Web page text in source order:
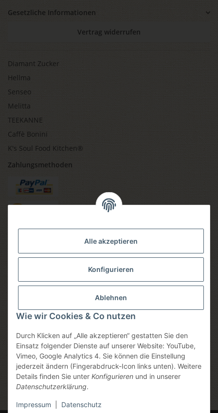
Alle akzeptieren
Konfigurieren
Ablehnen
Wie wir Cookies & Co nutzen
Durch Klicken auf „Alle akzeptieren“ gestatten Sie den
Einsatz folgender Dienste auf unserer Website: YouTube,
Vimeo, Google Analytics 4. Sie können die Einstellung
jederzeit ändern (Fingerabdruck-Icon links unten). Weitere
Details finden Sie unter Konfigurieren und in unserer
Datenschutzerklärung.
Impressum Datenschutz
Gesetzliche Informationen
Vertrag widerrufen
Diamant Zucker
Hellma
Senseo
Melitta
TEEKANNE
Caffè Bonini
K's Soul Food Kitchen®
Zahlungsmethoden
Versandmethoden
Sicheres einkaufen
* Alle Preise inkl. gesetzlicher USt., zzgl.